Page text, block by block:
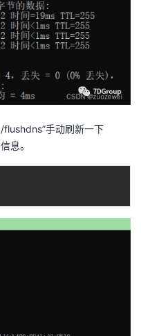
手动刷新一下
息。